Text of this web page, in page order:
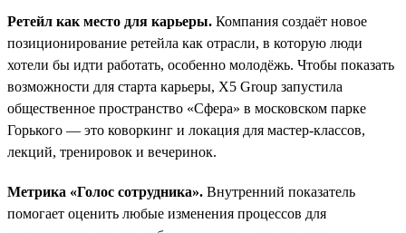
Ретейл как место для карьеры. Компания создаёт новое
позиционирование ретейла как отрасли, в которую люди
хотели бы идти работать, особенно молодёжь. Чтобы показать
возможности для старта карьеры, X5 Group запустила
общественное пространство «Сфера» в московском парке
Горького — это коворкинг и локация для мастер-классов,
лекций, тренировок и вечеринок.
Метрика «Голос сотрудника». Внутренний показатель
помогает оценить любые изменения процессов для